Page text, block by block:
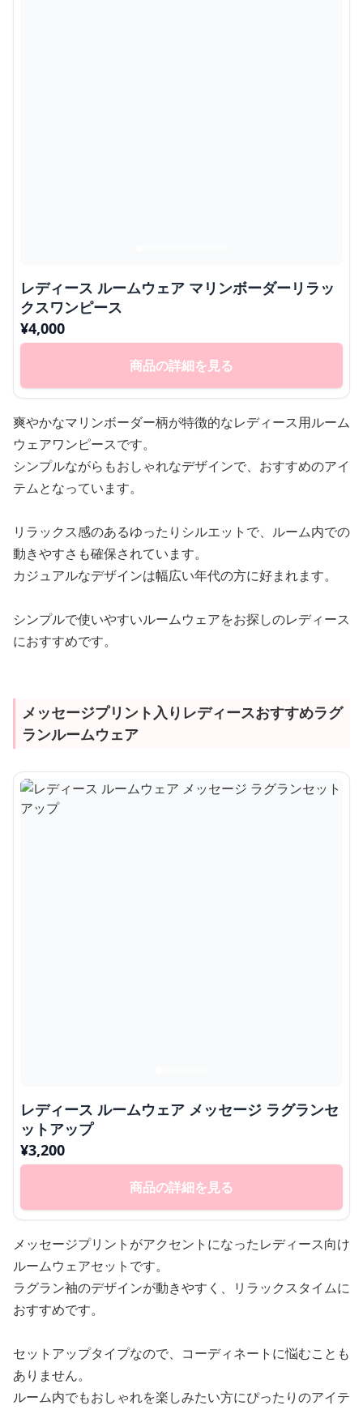
レディース ルームウェア マリンボーダーリラッ
クスワンピース
¥4,000
商品の詳細を見る
爽やかなマリンボーダー柄が特徴的なレディース用ルーム
ウェアワンピースです。
シンプルながらもおしゃれなデザインで、おすすめのアイ
テムとなっています。
リラックス感のあるゆったりシルエットで、ルーム内での
動きやすさも確保されています。
カジュアルなデザインは幅広い年代の方に好まれます。
シンプルで使いやすいルームウェアをお探しのレディース
におすすめです。
メッセージプリント入りレディースおすすめラグ
ランルームウェア
レディース ルームウェア メッセージ ラグランセ
ットアップ
¥3,200
商品の詳細を見る
メッセージプリントがアクセントになったレディース向け
ルームウェアセットです。
ラグラン袖のデザインが動きやすく、リラックスタイムに
おすすめです。
セットアップタイプなので、コーディネートに悩むことも
ありません。
ルーム内でもおしゃれを楽しみたい方にぴったりのアイテ